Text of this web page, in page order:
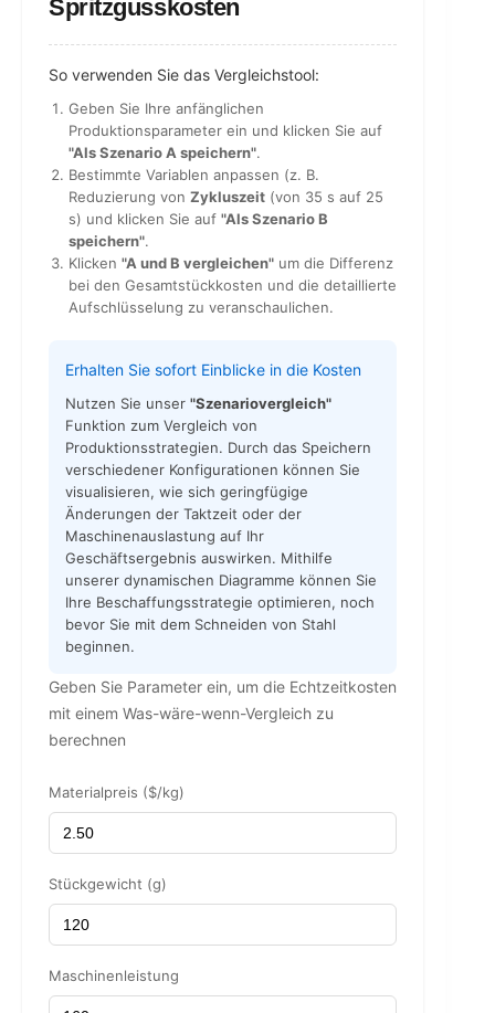
Spritzgusskosten
So verwenden Sie das Vergleichstool:
Geben Sie Ihre anfänglichen
Produktionsparameter ein und klicken Sie auf
"Als Szenario A speichern".
Bestimmte Variablen anpassen (z. B.
Reduzierung von Zykluszeit (von 35 s auf 25
s) und klicken Sie auf "Als Szenario B
speichern".
Klicken "A und B vergleichen" um die Differenz
bei den Gesamtstückkosten und die detaillierte
Aufschlüsselung zu veranschaulichen.
Erhalten Sie sofort Einblicke in die Kosten
Nutzen Sie unser "Szenariovergleich"
Funktion zum Vergleich von
Produktionsstrategien. Durch das Speichern
verschiedener Konfigurationen können Sie
visualisieren, wie sich geringfügige
Änderungen der Taktzeit oder der
Maschinenauslastung auf Ihr
Geschäftsergebnis auswirken. Mithilfe
unserer dynamischen Diagramme können Sie
Ihre Beschaffungsstrategie optimieren, noch
bevor Sie mit dem Schneiden von Stahl
beginnen.
Geben Sie Parameter ein, um die Echtzeitkosten
mit einem Was-wäre-wenn-Vergleich zu
berechnen
Materialpreis ($/kg)
Stückgewicht (g)
Maschinenleistung